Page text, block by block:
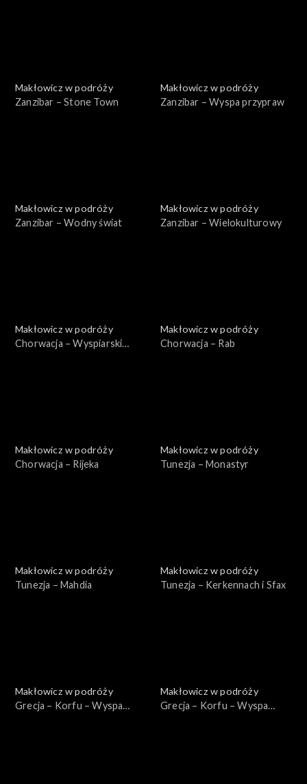
Makłowicz w podróży
Zanzibar – Stone Town
Makłowicz w podróży
Zanzibar – Wyspa przypraw
Makłowicz w podróży
Zanzibar – Wodny świat
Makłowicz w podróży
Zanzibar – Wielokulturowy
Makłowicz w podróży
Chorwacja – Wyspiarski
Makłowicz w podróży
Chorwacja – Rab
Makłowicz w podróży
Chorwacja – Rijeka
Makłowicz w podróży
Tunezja – Monastyr
Makłowicz w podróży
Tunezja – Mahdia
Makłowicz w podróży
Tunezja – Kerkennach i Sfax
Makłowicz w podróży
Grecja – Korfu – Wyspa
Makłowicz w podróży
Grecja – Korfu – Wyspa